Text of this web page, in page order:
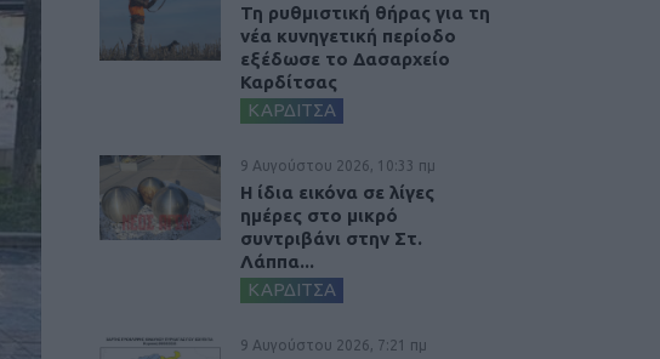
Τη ρυθμιστική θήρας για τη
νέα κυνηγετική περίοδο
εξέδωσε το Δασαρχείο
Καρδίτσας
ΚΑΡΔΙΤΣΑ
9 Αυγούστου 2026, 10:33 πμ
Η ίδια εικόνα σε λίγες
ημέρες στο μικρό
συντριβάνι στην Στ.
Λάππα...
ΚΑΡΔΙΤΣΑ
9 Αυγούστου 2026, 7:21 πμ